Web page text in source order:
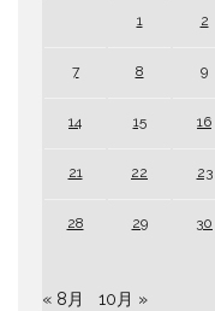
1 2
7 8 9
14 15 16
21 22 23
28 29 30
« 8月 10月 »